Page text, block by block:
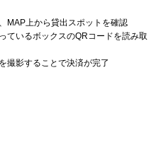
MAP上から貸出スポットを確認
ているボックスのQRコードを読み取
撮影することで決済が完了